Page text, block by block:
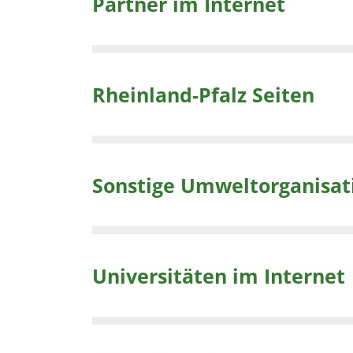
Rheinland-Pfalz Seiten
Sonstige
Universitäten im Internet